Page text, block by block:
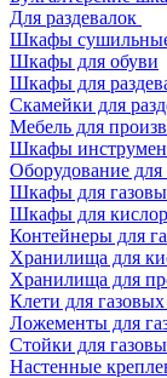
Для раздевалок
Шкафы
Шкафы для обуви
Шкафы для
Скамейки для
Мебель для
Шкафы
Оборудование для
Шкафы для
Шкафы для
Контейнеры для
Хранилища для
Хранилища для
Клети для
Ложементы для
Стойки для
Настенные